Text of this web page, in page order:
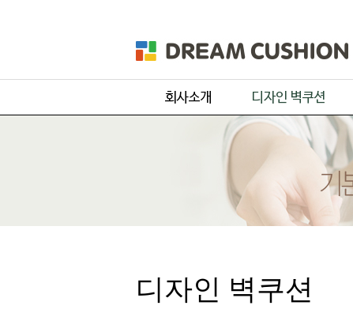
주문 디자인
디자인 벽쿠션